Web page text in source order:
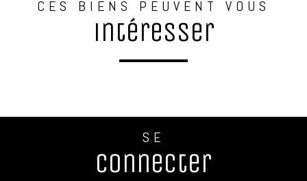
CES BIENS PEUVENT VOUS
intéresser
SE
connecter